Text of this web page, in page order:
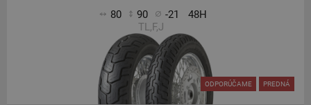
80 90 -21
48H
TL,F,J
ODPORÚČAME PREDNÁ